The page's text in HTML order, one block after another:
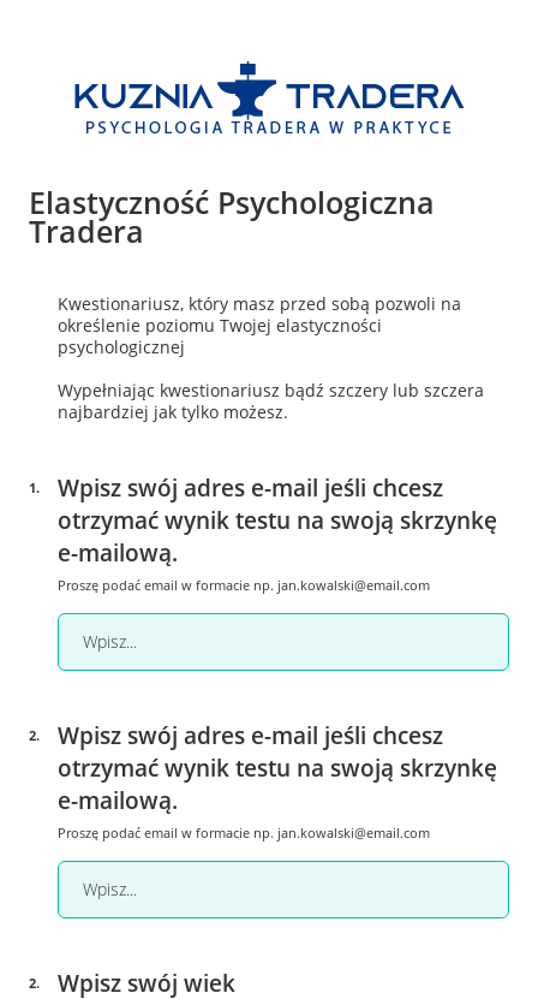
Elastyczność Psychologiczna
Tradera
Kwestionariusz, który masz przed sobą pozwoli na
określenie poziomu Twojej elastyczności
psychologicznej
Wypełniając kwestionariusz bądź szczery lub szczera
najbardziej jak tylko możesz.
1.
Wpisz swój adres e-mail jeśli chcesz
otrzymać wynik testu na swoją skrzynkę
e-mailową.
Proszę podać email w formacie np. jan.kowalski@email.com
2.
Wpisz swój adres e-mail jeśli chcesz
otrzymać wynik testu na swoją skrzynkę
e-mailową.
Proszę podać email w formacie np. jan.kowalski@email.com
2. Wpisz swój wiek